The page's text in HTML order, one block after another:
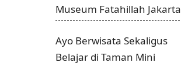
Museum Fatahillah Jakarta
Ayo Berwisata Sekaligus
Belajar di Taman Mini